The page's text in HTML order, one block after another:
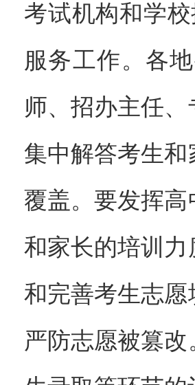
考试机构和学
服务工作。各
师、招办主任
集中解答考生
覆盖。要发挥
和家长的培训
和完善考生志
严防志愿被篡